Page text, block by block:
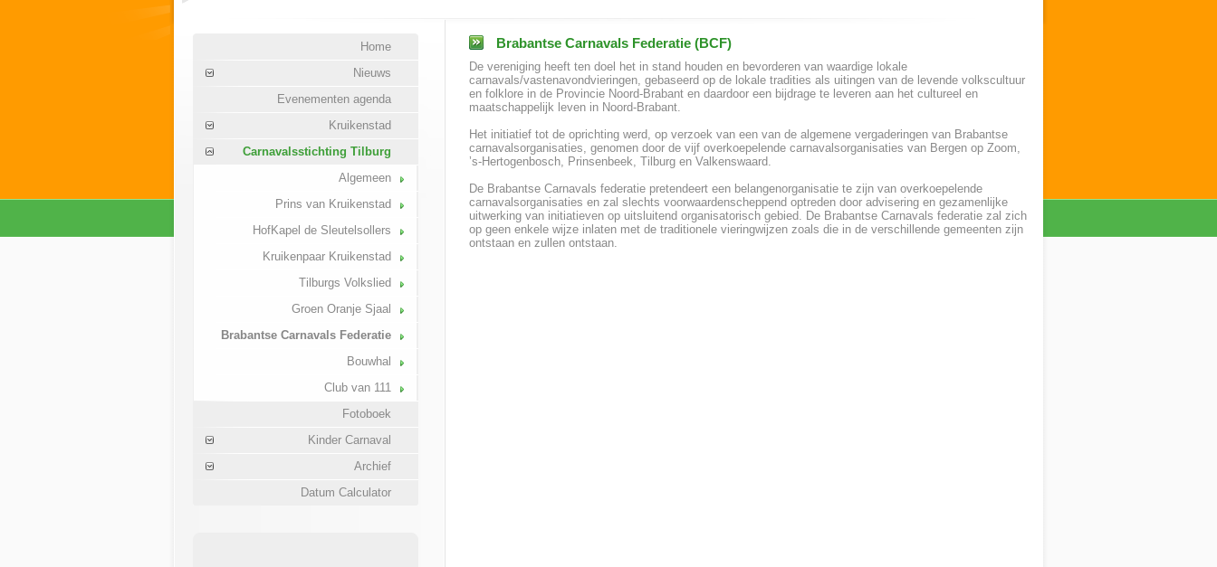
Home
Nieuws
Evenementen agenda
Kruikenstad
Carnavalsstichting Tilburg
Algemeen
Prins van Kruikenstad
HofKapel de Sleutelsollers
Kruikenpaar Kruikenstad
Tilburgs Volkslied
Groen Oranje Sjaal
Brabantse Carnavals Federatie
Bouwhal
Club van 111
Fotoboek
Kinder Carnaval
Archief
Datum Calculator
Brabantse Carnavals Federatie (BCF)
De vereniging heeft ten doel het in stand houden en bevorderen van waardige lokale
carnavals/vastenavondvieringen, gebaseerd op de lokale tradities als uitingen van de levende volkscultuur
en folklore in de Provincie Noord-Brabant en daardoor een bijdrage te leveren aan het cultureel en
maatschappelijk leven in Noord-Brabant.
Het initiatief tot de oprichting werd, op verzoek van een van de algemene vergaderingen van Brabantse
carnavalsorganisaties, genomen door de vijf overkoepelende carnavalsorganisaties van Bergen op Zoom,
’s-Hertogenbosch, Prinsenbeek, Tilburg en Valkenswaard.
De Brabantse Carnavals federatie pretendeert een belangenorganisatie te zijn van overkoepelende
carnavalsorganisaties en zal slechts voorwaardenscheppend optreden door advisering en gezamenlijke
uitwerking van initiatieven op uitsluitend organisatorisch gebied. De Brabantse Carnavals federatie zal zich
op geen enkele wijze inlaten met de traditionele vieringwijzen zoals die in de verschillende gemeenten zijn
ontstaan en zullen ontstaan.